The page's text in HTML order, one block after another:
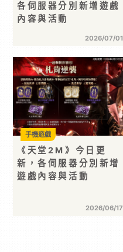
各伺服器分別新增遊戲
內容與活動
2026/07/01
《天堂2M》今日更
新，各伺服器分別新增
遊戲內容與活動
2026/06/17
手機遊戲